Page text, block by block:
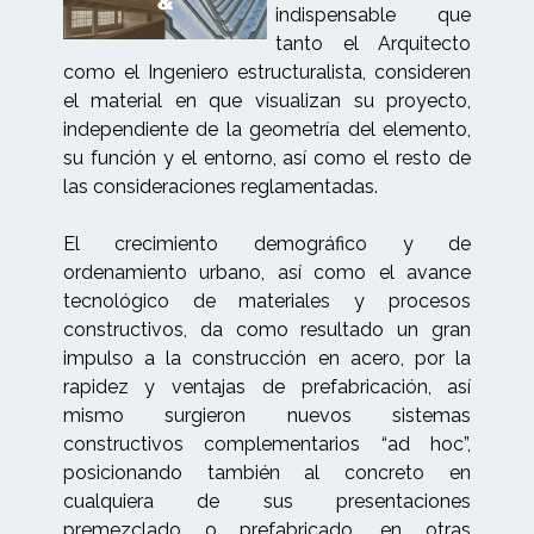
indispensable que
tanto el Arquitecto
como el Ingeniero estructuralista, consideren
el material en que visualizan su proyecto,
independiente de la geometría del elemento,
su función y el entorno, así como el resto de
las consideraciones reglamentadas.
El crecimiento demográfico y de
ordenamiento urbano, así como el avance
tecnológico de materiales y procesos
constructivos, da como resultado un gran
impulso a la construcción en acero, por la
rapidez y ventajas de prefabricación, así
mismo surgieron nuevos sistemas
constructivos complementarios “ad hoc”,
posicionando también al concreto en
cualquiera de sus presentaciones